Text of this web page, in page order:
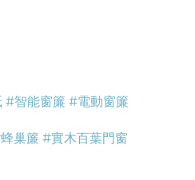
#智能窗簾 #電動窗簾
巢簾 #實木百葉門窗